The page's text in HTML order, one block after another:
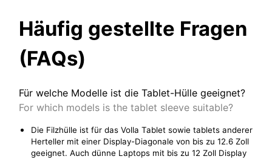
Häufig gestellte Fragen
(FAQs)
Für welche Modelle ist die Tablet-Hülle geeignet?
For which models is the tablet sleeve suitable?
Die Filzhülle ist für das Volla Tablet sowie tablets anderer
Herteller mit einer Display-Diagonale von bis zu 12.6 Zoll
geeignet. Auch dünne Laptops mit bis zu 12 Zoll Display